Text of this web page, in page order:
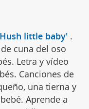
little baby' .
cuna del oso
Letra y vídeo
Canciones de
una tierna y
Aprende a